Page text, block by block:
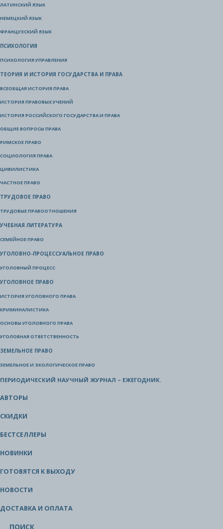
ЛАТИНСКИЙ ЯЗЫК
НЕМЕЦКИЙ ЯЗЫК
ФРАНЦУЗСКИЙ ЯЗЫК
ПСИХОЛОГИЯ
ПСИХОЛОГИЯ УПРАВЛЕНИЯ
ТЕОРИЯ И ИСТОРИЯ ГОСУДАРСТВА И ПРАВА
ВСЕОБЩАЯ ИСТОРИЯ ПРАВА
ИСТОРИЯ ПРАВОВЫХ УЧЕНИЙ
ИСТОРИЯ РОССИЙСКОГО ГОСУДАРСТВА И ПРАВА
ОБЩИЕ ВОПРОСЫ ПРАВА
РИМСКОЕ ПРАВО
СОЦИОЛОГИЯ ПРАВА
ЦИВИЛИСТИКА
ЧАСТНОЕ ПРАВО
ТРУДОВОЕ ПРАВО
ТРУДОВЫЕ ПРАВООТНОШЕНИЯ
УЧЕБНАЯ ЛИТЕРАТУРА
СЕМЕЙНОЕ ПРАВО
УГОЛОВНО-ПРОЦЕССУАЛЬНОЕ ПРАВО
УГОЛОВНЫЙ ПРОЦЕСС
УГОЛОВНОЕ ПРАВО
ИСТОРИЯ УГОЛОВНОГО ПРАВА
КРИМИНАЛИСТИКА
ОСНОВЫ УГОЛОВНОГО ПРАВА
УГОЛОВНАЯ ОТВЕТСТВЕННОСТЬ
ЗЕМЕЛЬНОЕ ПРАВО
ЗЕМЕЛЬНОЕ И ЭКОЛОГИЧЕСКОЕ ПРАВО
ПЕРИОДИЧЕСКИЙ НАУЧНЫЙ ЖУРНАЛ – ЕЖЕГОДНИК.
АВТОРЫ
СКИДКИ
БЕСТСЕЛЛЕРЫ
НОВИНКИ
ГОТОВЯТСЯ К ВЫХОДУ
НОВОСТИ
ДОСТАВКА И ОПЛАТА
ПОИСК